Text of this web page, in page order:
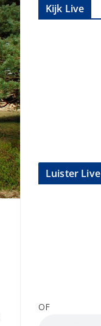
Kijk Live
Luister Live
OF